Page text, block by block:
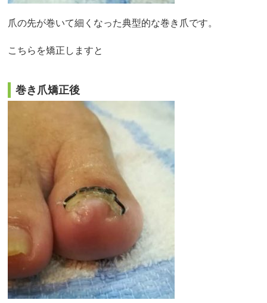
爪の先が巻いて細くなった典型的な巻き爪です。
こちらを矯正しますと
巻き爪矯正後